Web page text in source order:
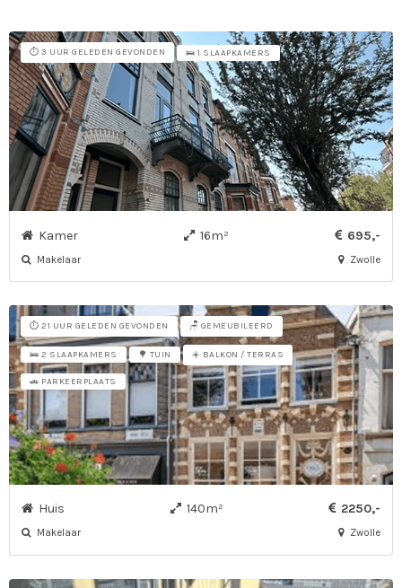
⏱️ 3 UUR GELEDEN GEVONDEN 🛌 1 SLAAPKAMERS
Kamer 16m² 695,-
Makelaar Zwolle
⏱️ 21 UUR GELEDEN GEVONDEN 🪑 GEMEUBILEERD
🛌 2 SLAAPKAMERS 🌳 TUIN ☀️ BALKON / TERRAS
🚗 PARKEERPLAATS
Huis 140m² 2250,-
Makelaar Zwolle